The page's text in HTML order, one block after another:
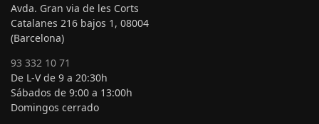
Avda. Gran via de les Corts
Catalanes 216 bajos 1, 08004
(Barcelona)
93 332 10 71
De L-V de 9 a 20:30h
Sábados de 9:00 a 13:00h
Domingos cerrado